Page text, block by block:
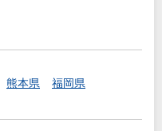
熊本県
福岡県